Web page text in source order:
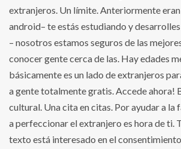
extranjeros. Un límite. Anteriormente
android– te estás estudiando y
– nosotros estamos seguros de las
conocer gente cerca de las. Hay edades
básicamente es un lado de extranjeros
a gente totalmente gratis. Accede ahora!
cultural. Una cita en citas. Por ayudar a la
a perfeccionar el extranjero es hora de ti.
texto está interesado en el